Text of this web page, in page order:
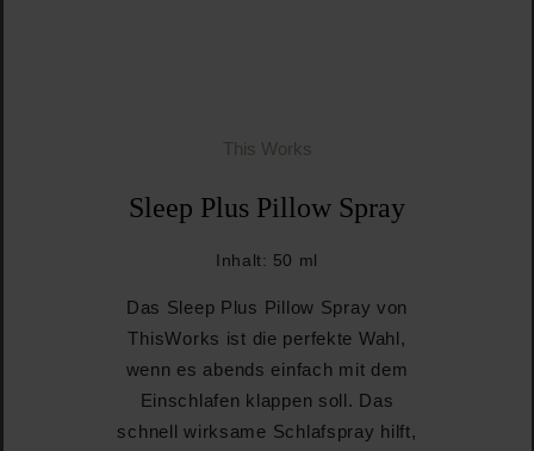
This Works
Sleep Plus Pillow Spray
Inhalt: 50 ml
Das Sleep Plus Pillow Spray von
ThisWorks ist die perfekte Wahl,
wenn es abends einfach mit dem
Einschlafen klappen soll. Das
schnell wirksame Schlafspray hilft,